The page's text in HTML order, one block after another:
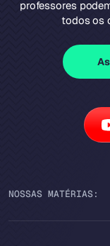
professores
todos os
NOSSAS MATÉRIAS: